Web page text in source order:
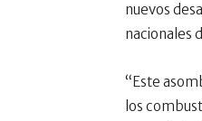
nuevos
nacionales
“Este
los